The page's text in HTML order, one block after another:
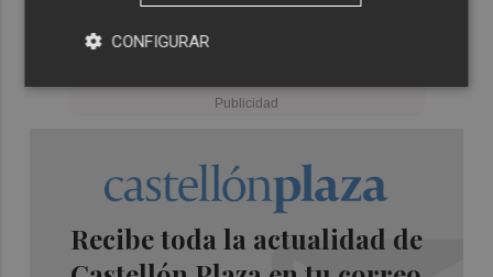
Recibe toda la actualidad de
CONFIGURAR